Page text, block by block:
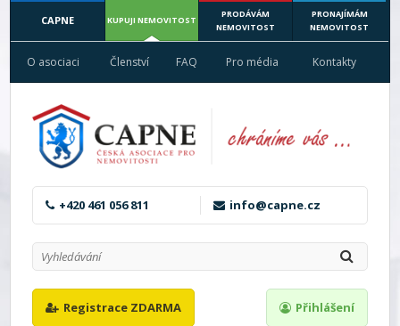
CAPNE KUPUJI NEMOVITOST
PRODÁVÁM
NEMOVITOST
PRONAJÍMÁM
NEMOVITOST
O asociaci Členství FAQ Pro média Kontakty
+420 461 056 811 info@capne.cz
Registrace ZDARMA Přihlášení